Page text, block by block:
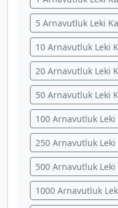
5 Arnavutluk Leki
10 Arnavutluk Leki
20 Arnavutluk Leki
50 Arnavutluk Leki
100 Arnavutluk Leki
250 Arnavutluk Leki
500 Arnavutluk Leki
1000 Arnavutluk